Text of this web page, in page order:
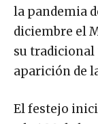
la pandemia
diciembre el
su
aparición de
El festejo